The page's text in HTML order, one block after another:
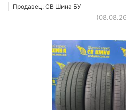
Продавец: СВ Шина БУ